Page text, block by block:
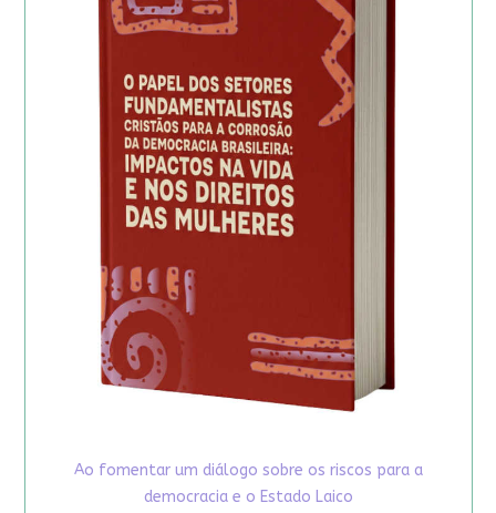
Ao fomentar um diálogo sobre os riscos para a
democracia e o Estado Laico